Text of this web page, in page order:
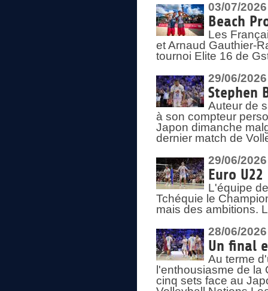
03/07/2026
Beach
Les
et Arnaud Gauthier-
tournoi Elite 16 de
29/06/2026
Stephen
Auteur de
à son compteur
Japon dimanche
dernier match de
29/06/2026
Euro
L'équipe
Tchéquie le
mais des ambitions.
28/06/2026
Un final
Au terme
l'enthousiasme de
cinq sets face au